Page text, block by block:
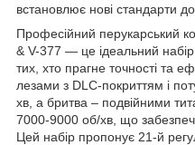
встановлює нові стандарти
Професійний перукарський
& V-377 — це ідеальний
тих, хто прагне точності та
лезами з DLC-покриттям і
хв, а бритва – подвійними
7000-9000 об/хв, що
Цей набір пропонує 21-й